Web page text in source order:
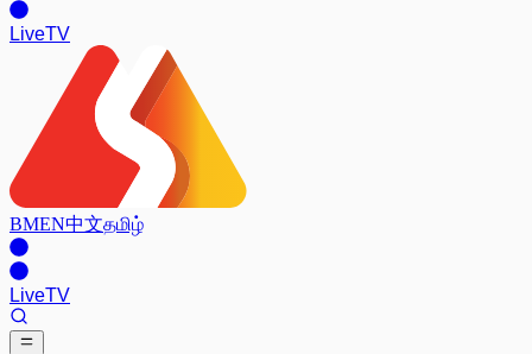
LiveTV
BMEN中文தமிழ்
LiveTV